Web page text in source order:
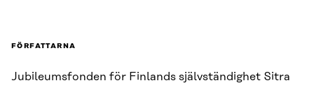
FÖRFATTARNA
Jubileumsfonden för Finlands självständighet Sitra